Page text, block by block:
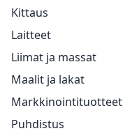
Kittaus
Laitteet
Liimat ja massat
Maalit ja lakat
Markkinointituotteet
Puhdistus